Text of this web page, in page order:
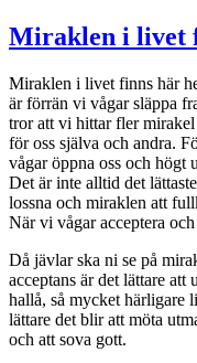
Miraklen i livet
Miraklen i livet finns här
är förrän vi vågar släppa
tror att vi hittar fler mirakel
för oss själva och andra.
vågar öppna oss och högt
Det är inte alltid det
lossna och miraklen att
När vi vågar acceptera
Då jävlar ska ni se på
acceptans är det lättare
hallå, så mycket härligare
lättare det blir att möta
och att sova gott.